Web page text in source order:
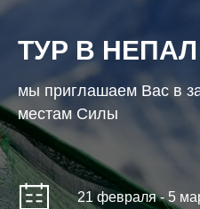
ТУР В НЕПАЛ
мы приглашаем Вас в
местам Силы
21 февраля - 5